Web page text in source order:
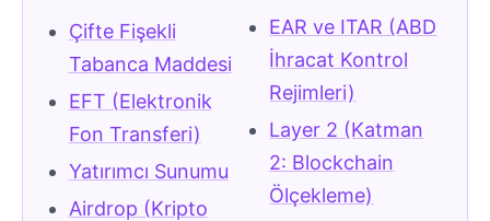
Çifte Fişekli
Tabanca Maddesi
EFT (Elektronik
Fon Transferi)
Yatırımcı Sunumu
Airdrop (Kripto
EAR ve ITAR (ABD
İhracat Kontrol
Rejimleri)
Layer 2 (Katman
2: Blockchain
Ölçekleme)